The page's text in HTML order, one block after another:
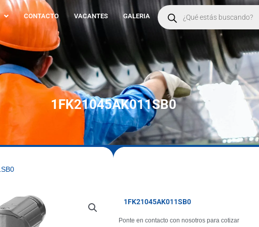
CONTACTO VACANTES GALERIA
Products
search
1FK21045AK011SB0
1FK21045AK011SB0
Ponte en contacto con nosotros para cotizar